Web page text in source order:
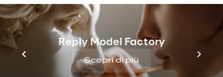
Reply Model Factory
Scopri di più
competitivo sul mercato.
LEA Reply™ può essere utilizzata per
sviluppare e costruire rapidamente nuove
soluzioni di supply chain end-to-end per
qualsiasi esigenza aziendale. Migliorando la